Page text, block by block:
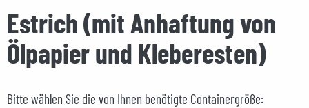
Estrich (mit Anhaftung von
Ölpapier und Kleberesten)
Bitte wählen Sie die von Ihnen benötigte Containergröße: